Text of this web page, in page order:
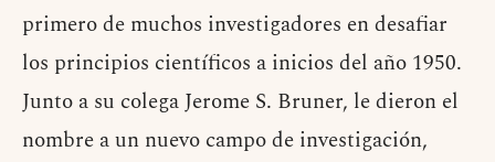
primero de muchos investigadores en desafiar
los principios científicos a inicios del año 1950.
Junto a su colega Jerome S. Bruner, le dieron el
nombre a un nuevo campo de investigación,